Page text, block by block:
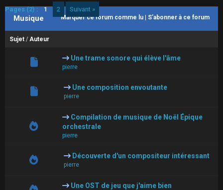
Pages (2) : 1 2 Suivant »
Marquer ce forum comme lu S’abonner à ce forum
Musique
Sujet / Auteur
Une trame sonore qui élève l'âme
pierre
Une composition envoutante
pierre
Compilation de musique de Noël Épique
orchestrale
pierre
Découverte d'un compositeur intéressant
pierre
Une OST de jeu que j'aime bien